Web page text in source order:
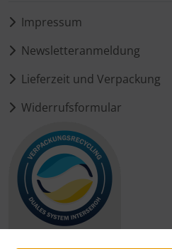
Impressum
Newsletteranmeldung
Lieferzeit und Verpackung
Widerrufsformular